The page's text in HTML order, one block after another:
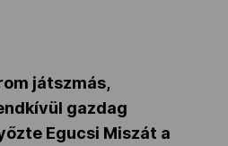
játszmás,
gazdag
Egucsi Miszát a